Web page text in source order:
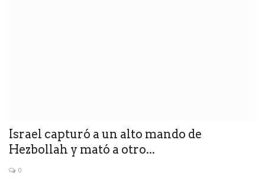
Israel capturó a un alto mando de
Hezbollah y mató a otro...
0